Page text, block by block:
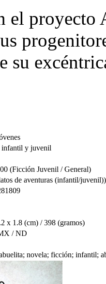
el proyecto
su
infantil y juvenil
(Ficción Juvenil / General)
de aventuras (infantil/juvenil))
x 1.8 (cm) / 398 (gramos)
/ ND
novela; ficción; infantil;